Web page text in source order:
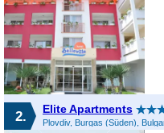
2. Elite Apartments
Plovdiv, Burgas (Süden),